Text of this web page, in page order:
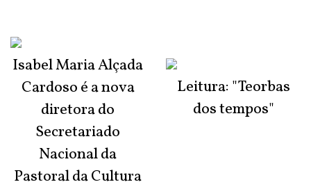
Isabel Maria Alçada
Cardoso é a nova
diretora do
Secretariado
Nacional da
Pastoral da Cultura
Leitura: "Teorbas
dos tempos"